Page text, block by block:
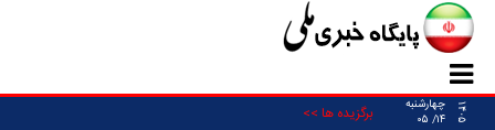
۱۴۰۵
چهارشنبه
۱۴/ ۰۵
برگزیده ها >>